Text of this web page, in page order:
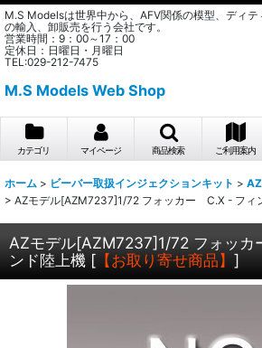
M.S Modelsは世界中から、AFV関係の模型、ディ
の輸入、卸販売を行う会社です。
営業時間：9：00～17：00
定休日：日曜日・月曜日
TEL:029-212-7475
M.S Models Web Shop
カテゴリ マイページ 商品検索 ご利用案内
ホーム > ビーバー取扱インジェクションキット >
> AZモデル[AZM7237]1/72 フォッカー C.X - フィ
AZモデル[AZM7237]1/72 フォッ
ンド陸上機 [ 【お取り寄せ商品】 ]